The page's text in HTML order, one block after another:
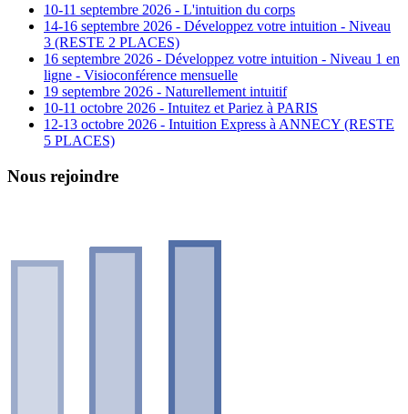
10-11 septembre 2026 - L'intuition du corps
14-16 septembre 2026 - Développez votre intuition - Niveau
3 (RESTE 2 PLACES)
16 septembre 2026 - Développez votre intuition - Niveau 1 en
ligne - Visioconférence mensuelle
19 septembre 2026 - Naturellement intuitif
10-11 octobre 2026 - Intuitez et Pariez à PARIS
12-13 octobre 2026 - Intuition Express à ANNECY (RESTE
5 PLACES)
Nous rejoindre